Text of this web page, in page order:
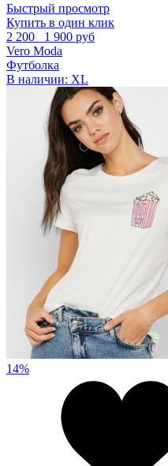
Быстрый просмотр
Купить в один клик
2 200
1 900 руб
Vero Moda
Футболка
В наличии: XL
14%